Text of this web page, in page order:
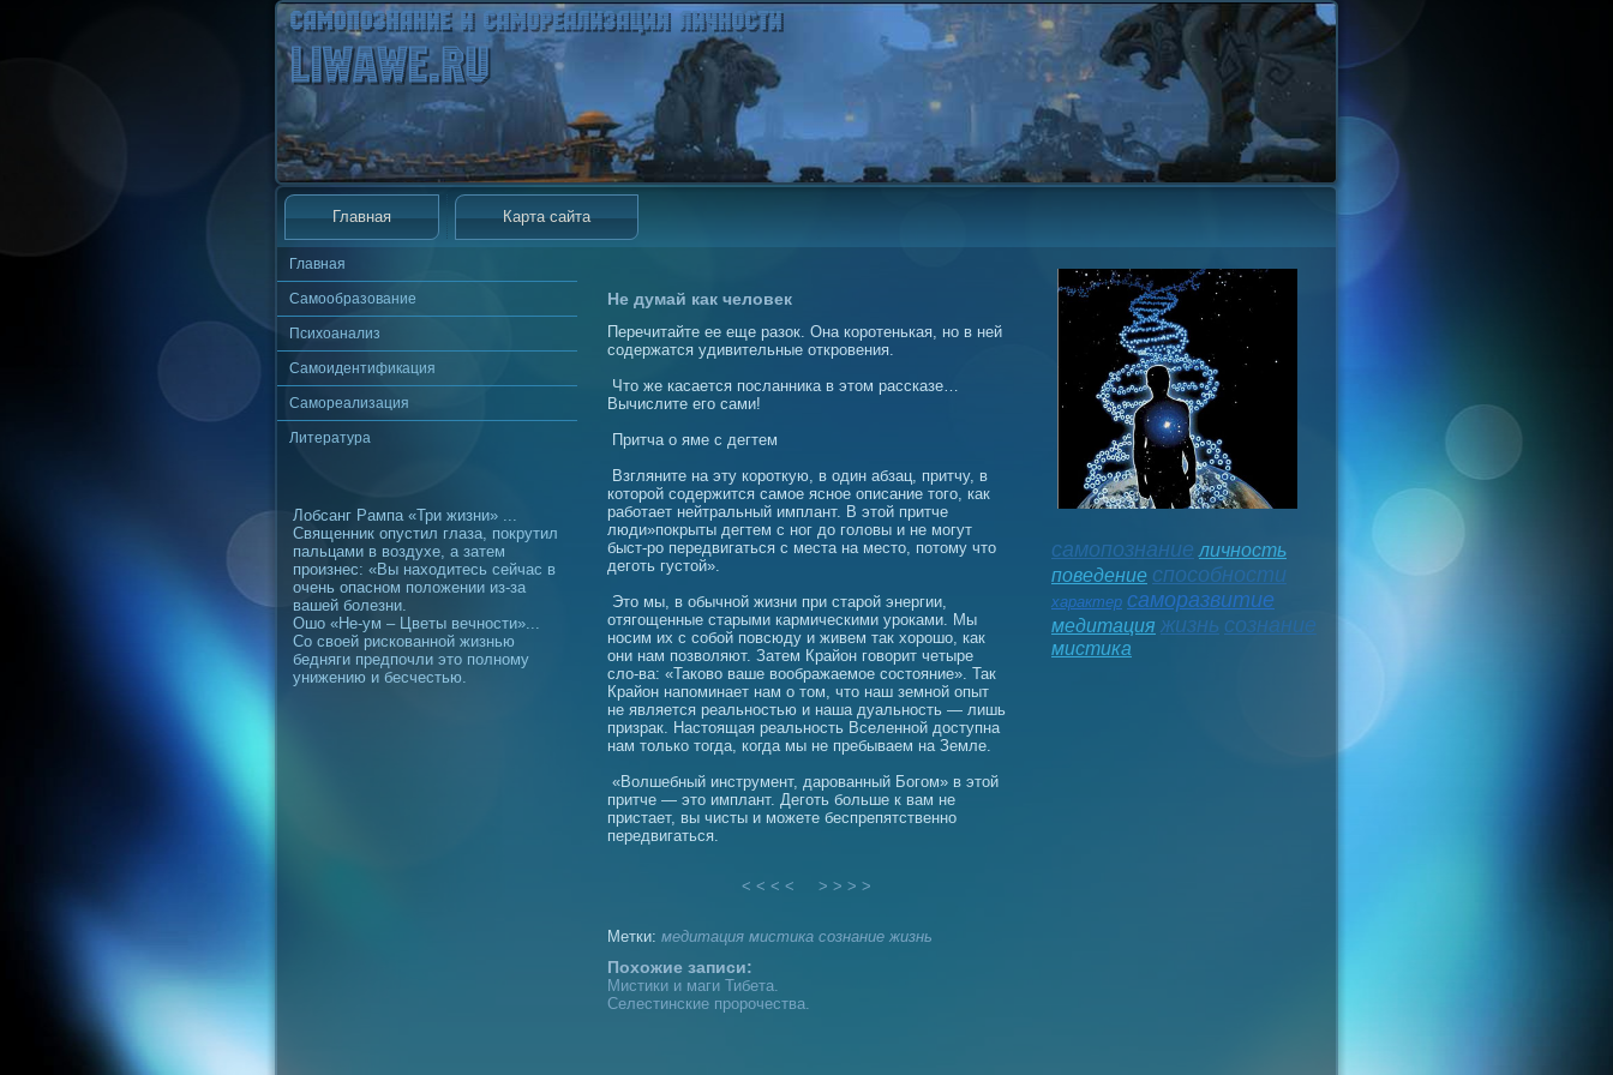
Главная Карта сайта
Главная
Самообразование
Психоанализ
Самоидентификация
Самореализация
Литература
Лобсанг Рампа «Три жизни» ...
Священник опустил глаза, покрутил
пальцами в воздухе, а затем
произнес: «Вы находитесь сейчас в
очень опасном положении из-за
вашей болезни.
Ошо «Не-ум – Цветы вечности»...
Со своей рискованной жизнью
бедняги предпочли это полному
унижению и бесчестью.
Не думай как человек
Перечитайте ее еще разок. Она коротенькая, но в ней
содержатся удивительные откровения.
Что же касается посланника в этом рассказе…
Вычислите его сами!
Притча о яме с дегтем
Взгляните на эту короткую, в один абзац, притчу, в
которой содержится самое ясное описание того, как
работает нейтральный имплант. В этой притче
люди»покрыты дегтем с ног до головы и не могут
быст-ро передвигаться с места на место, потому что
деготь густой».
Это мы, в обычной жизни при старой энергии,
отягощенные старыми кармическими уроками. Мы
носим их с собой повсюду и живем так хорошо, как
они нам позволяют. Затем Крайон говорит четыре
сло-ва: «Таково ваше воображаемое состояние». Так
Крайон напоминает нам о том, что наш земной опыт
не является реальностью и наша дуальность — лишь
призрак. Настоящая реальность Вселенной доступна
нам только тогда, когда мы не пребываем на Земле.
«Волшебный инструмент, дарованный Богом» в этой
притче — это имплант. Деготь больше к вам не
пристает, вы чисты и можете беспрепятственно
передвигаться.
< < < < > > > >
Метки: медитация мистика сознание жизнь
Похожие записи:
Мистики и маги Тибета.
Селестинские пророчества.
самопознание личность
поведение способности
характер саморазвитие
медитация жизнь сознание
мистика